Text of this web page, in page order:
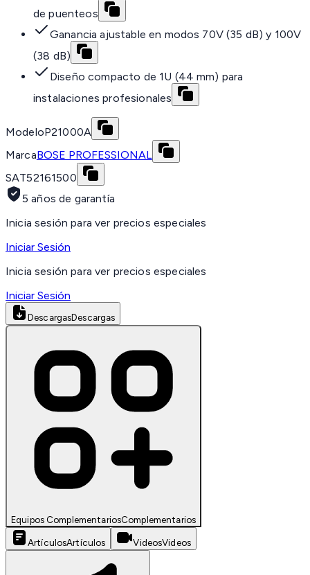
de puenteos
Ganancia ajustable en modos 70V (35 dB) y 100V
(38 dB)
Diseño compacto de 1U (44 mm) para
instalaciones profesionales
ModeloP21000A
MarcaBOSE PROFESSIONAL
SAT52161500
5 años de garantía
Inicia sesión para ver precios especiales
Iniciar Sesión
Inicia sesión para ver precios especiales
Iniciar Sesión
DescargasDescargas
Equipos ComplementariosComplementarios
ArtículosArtículos VideosVideos